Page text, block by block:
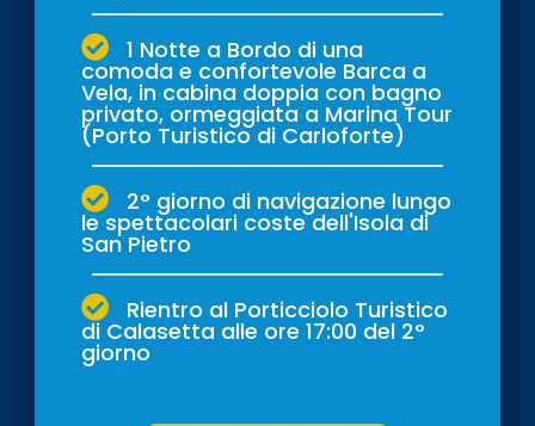
1 Notte a Bordo di una
comoda e confortevole Barca a
Vela, in cabina doppia con bagno
privato, ormeggiata a Marina Tour
(Porto Turistico di Carloforte)
2° giorno di navigazione lungo
le spettacolari coste dell'Isola di
San Pietro
Rientro al Porticciolo Turistico
di Calasetta alle ore 17:00 del 2°
giorno